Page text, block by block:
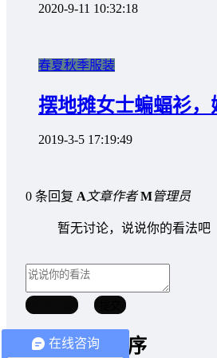
2020-9-11 10:32:18
春夏秋季服装
摆地摊女士蝙蝠衫
2019-3-5 17:19:49
0 条回复 A文章作者 M管理员
暂无讨论，说说你的看法吧
微信小程序
在线咨询